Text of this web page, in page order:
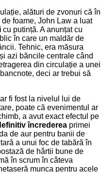
alături de zvonuri că în
foame, John Law a luat
cu putință. A anunțat cu
în care un maldăr de
Tehnic, era măsura
azi băncile centrale când
din circulație a unei
deci ar trebui să
fi fost la nivelul lui de
poate că evenimentul ar
a avut exact efectul pe
încrederea primei
de aur pentru banii de
a unui foc de tabără în
de hârtii bune de
în scrum în câteva
munca pentru acele